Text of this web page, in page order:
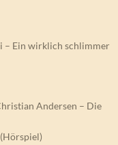
– Ein wirklich schlimmer
Andersen – Die